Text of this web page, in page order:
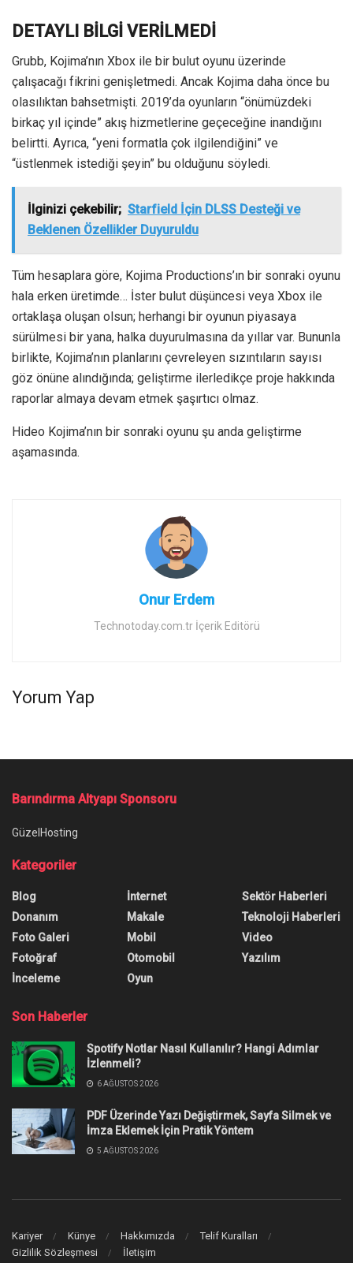
DETAYLI BİLGİ VERİLMEDİ
Grubb, Kojima’nın Xbox ile bir bulut oyunu üzerinde
çalışacağı fikrini genişletmedi. Ancak Kojima daha önce bu
olasılıktan bahsetmişti. 2019’da oyunların “önümüzdeki
birkaç yıl içinde” akış hizmetlerine geçeceğine inandığını
belirtti. Ayrıca, “yeni formatla çok ilgilendiğini” ve
“üstlenmek istediği şeyin” bu olduğunu söyledi.
İlginizi çekebilir; Starfield İçin DLSS Desteği ve
Beklenen Özellikler Duyuruldu
Tüm hesaplara göre, Kojima Productions’ın bir sonraki oyunu
hala erken üretimde… İster bulut düşüncesi veya Xbox ile
ortaklaşa oluşan olsun; herhangi bir oyunun piyasaya
sürülmesi bir yana, halka duyurulmasına da yıllar var. Bununla
birlikte, Kojima’nın planlarını çevreleyen sızıntıların sayısı
göz önüne alındığında; geliştirme ilerledikçe proje hakkında
raporlar almaya devam etmek şaşırtıcı olmaz.
Hideo Kojima’nın bir sonraki oyunu şu anda geliştirme
aşamasında.
Onur Erdem
Technotoday.com.tr İçerik Editörü
Yorum Yap
gelebilir
God of War: Ragnarok oynanış
videosu Sony etkinliğinde
gelebilir
XboxEra.com’dan Nick Baker’ın bir söylentisine göre